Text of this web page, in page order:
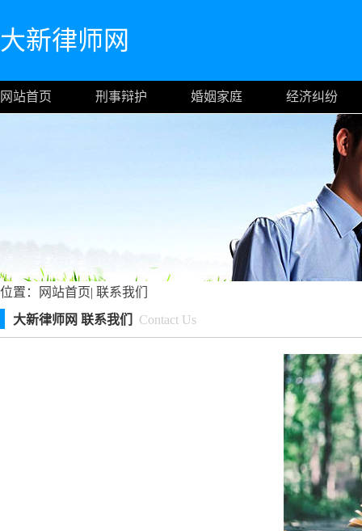
大新律师网
网站首页 刑事辩护 婚姻家庭 经济纠纷
位置： 网站首页| 联系我们
大新律师网 联系我们
Contact Us